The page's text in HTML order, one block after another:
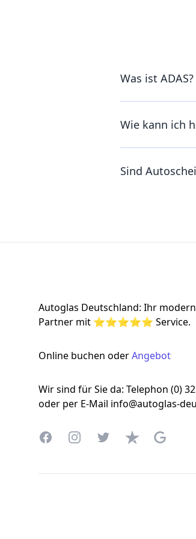
Was ist ADAS?
Wie kann ich
Sind
Autoglas Deutschland: Ihr
Partner mit ⭐⭐⭐⭐⭐ Service.
Online buchen oderAngebot
Wir sind für Sie da: Telephon (0)
oder per E-Mail info@autoglas-
FacebookInstagramTwitterTrustpilotGoogle